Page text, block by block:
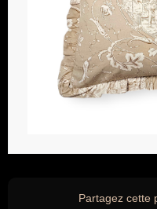
Partagez cette